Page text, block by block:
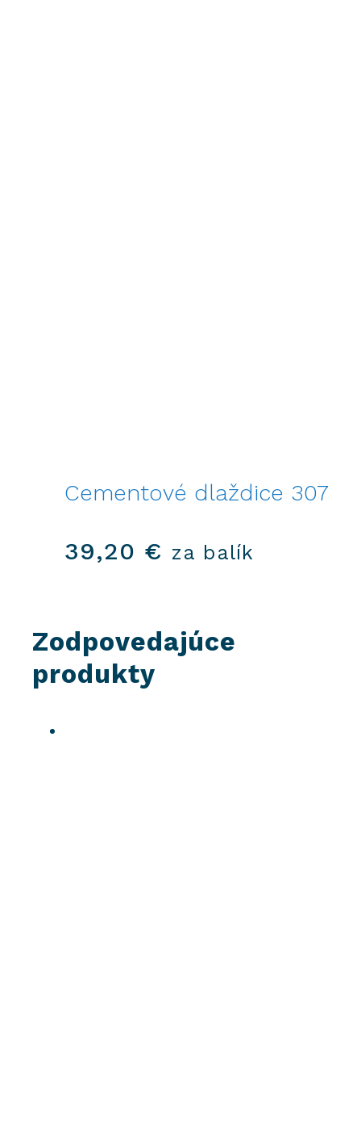
Cementové dlaždice 307
39,20 € za balík
Zodpovedajúce
produkty